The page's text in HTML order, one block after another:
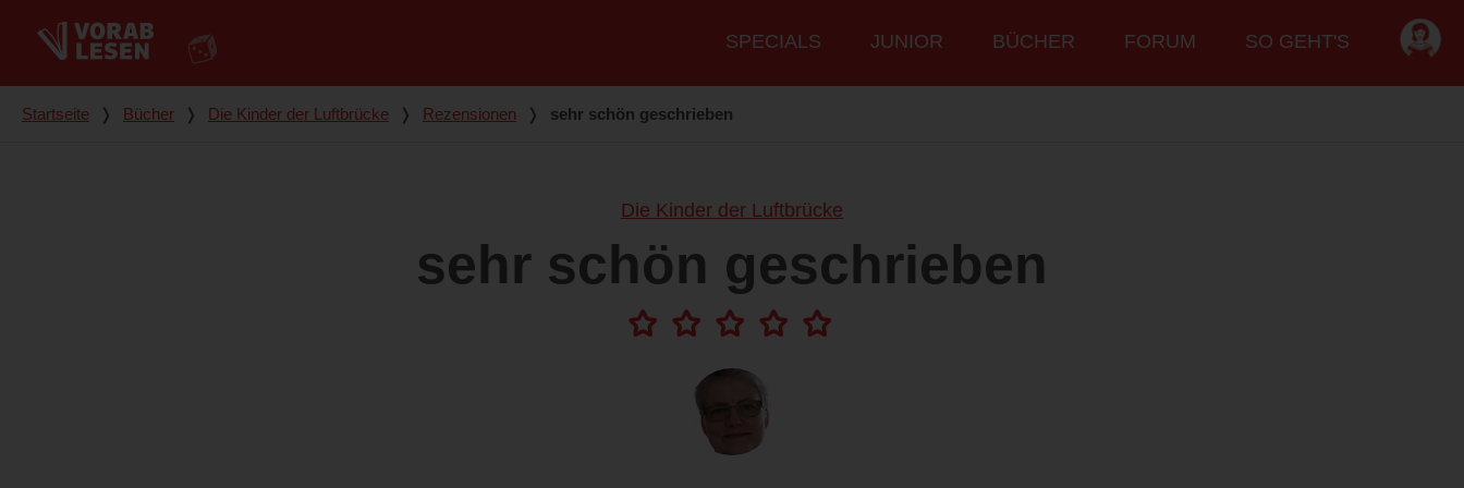
Hauptmenü
SPECIALS JUNIOR BÜCHER FORUM SO GEHT'S
Du bist hier
Startseite ❭ Bücher ❭ Die Kinder der Luftbrücke ❭ Rezensionen ❭ sehr schön geschrieben
Die Kinder der Luftbrücke
sehr schön geschrieben